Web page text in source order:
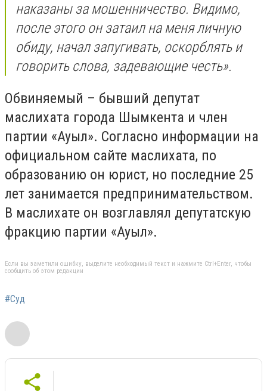
наказаны за мошенничество. Видимо,
после этого он затаил на меня личную
обиду, начал запугивать, оскорблять и
говорить слова, задевающие честь».
Обвиняемый – бывший депутат
маслихата города Шымкента и член
партии «Ауыл». Согласно информации на
официальном сайте маслихата, по
образованию он юрист, но последние 25
лет занимается предпринимательством.
В маслихате он возглавлял депутатскую
фракцию партии «Ауыл».
Если вы заметили ошибку, выделите необходимый текст и нажмите Ctrl+Enter, чтобы
сообщить об этом редакции
#Суд